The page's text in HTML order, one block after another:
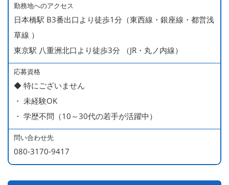
＜給与モデル＞
450万円／社員（20代・入社1年目・入籍予定のパートナ
ー持ち）
490万円／店長代理（20代・入社2年目・入社後に結婚。
ラブラブな新婚さん）
540万円／店長（20代・入社3年目・ 育休取得して、更に
やる気MAXの2児のお父さん）
670万円／統括店長（30代・入社7年目・中学生の長男筆
頭に3人の子供を持つ一家の大黒柱）
勤務地へのアクセス
日本橋駅 B3番出口より徒歩1分（東西線・銀座線・都営浅
草線 ）
東京駅 八重洲北口より徒歩3分 （JR・丸ノ内線）
応募資格
◆ 特にございません
・ 未経験OK
・ 学歴不問（10～30代の若手が活躍中）
問い合わせ先
080-3170-9417